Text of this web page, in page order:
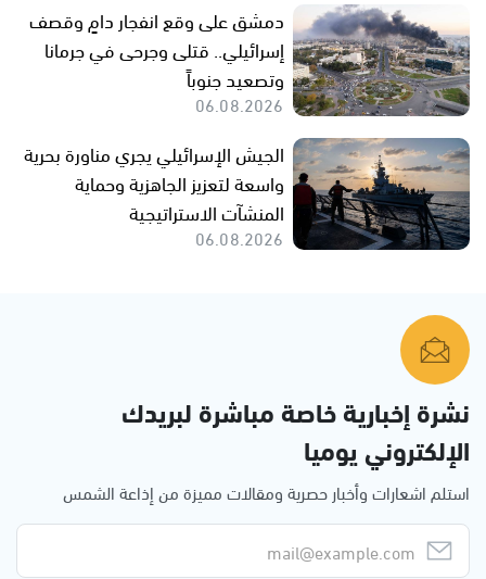
دمشق على وقع انفجار دامٍ وقصف
إسرائيلي.. قتلى وجرحى في جرمانا
وتصعيد جنوباً
06.08.2026
الجيش الإسرائيلي يجري مناورة بحرية
واسعة لتعزيز الجاهزية وحماية
المنشآت الاستراتيجية
06.08.2026
نشرة إخبارية خاصة مباشرة لبريدك
الإلكتروني يوميا
استلم اشعارات وأخبار حصرية ومقالات مميزة من إذاعة الشمس